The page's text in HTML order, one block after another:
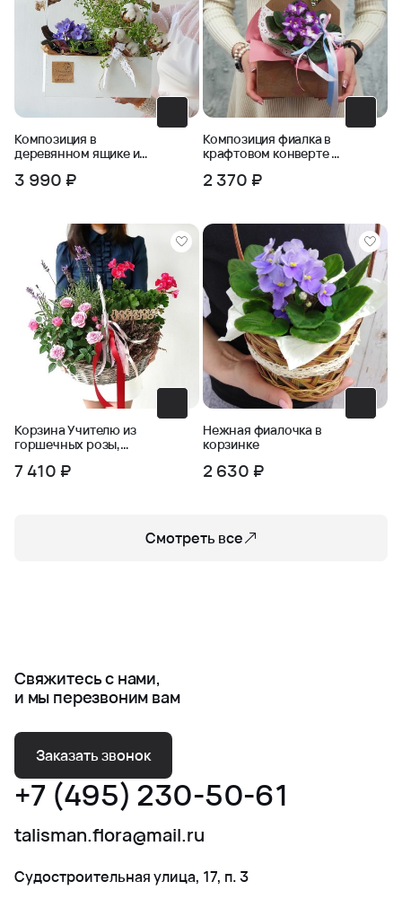
Композиция в
деревянном ящике из
тимьяна
3 990 ₽
Композиция фиалка в
крафтовом конверте с
2 370 ₽
Корзина Учителю из
горшечных розы,
7 410 ₽
Нежная фиалочка в
корзинке
2 630 ₽
Смотреть все
Свяжитесь с нами,
и мы перезвоним вам
Заказать звонок
+7 (495) 230-50-61
talisman.flora@mail.ru
Судостроительная улица, 17, п. 3